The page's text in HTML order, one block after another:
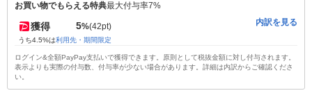
お買い物でもらえる特典最大付与率7%
獲得 5%(42pt)
うち4.5%は利用先・期間限定
内訳を見る
ログイン&全額PayPay支払いで獲得できます。原則として税抜金額に対し付与されます。
表示よりも実際の付与数、付与率が少ない場合があります。詳細は内訳からご確認くださ
い。